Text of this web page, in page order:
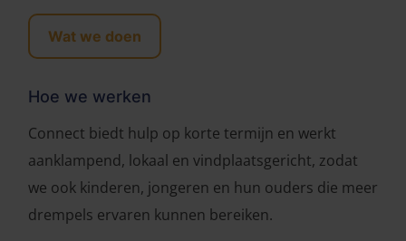
Wat we doen
Hoe we werken
Connect biedt hulp op korte termijn en werkt
aanklampend, lokaal en vindplaatsgericht, zodat
we ook kinderen, jongeren en hun ouders die meer
drempels ervaren kunnen bereiken.